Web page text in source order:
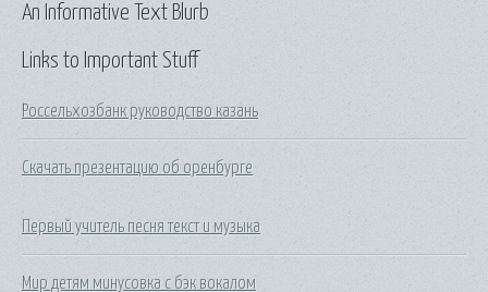
Links to Important Stuff
Россельхозбанк руководство казань
Скачать презентацию об оренбурге
Первый учитель песня текст и музыка
Мир детям минусовка с бэк вокалом
An Informative Text Blurb